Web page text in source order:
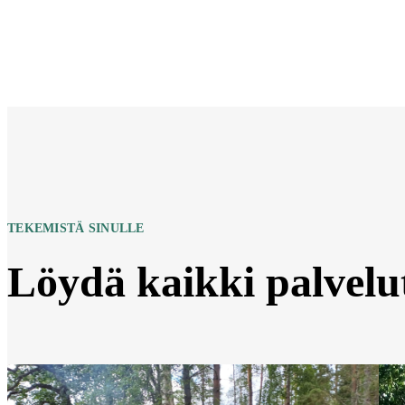
TEKEMISTÄ SINULLE
Löydä kaikki